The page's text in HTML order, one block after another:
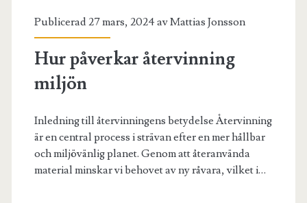
Publicerad 27 mars, 2024 avMattias Jonsson
Hur påverkar återvinning
miljön
Inledning till återvinningens betydelse Återvinning
är en central process i strävan efter en mer hållbar
och miljövänlig planet. Genom att återanvända
material minskar vi behovet av ny råvara, vilket i…